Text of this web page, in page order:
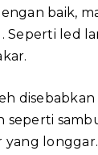
baik,
Seperti led
seperti
yang